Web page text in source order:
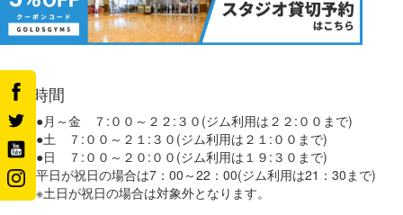
営業時間
●月～金 ７:００～２２:３０(ジム利用は２２:００まで)
●土 ７:００～２１:３０(ジム利用は２１:００まで)
●日 ７:００～２０:００(ジム利用は１９:３０まで)
平日が祝日の場合は7：00～22：00(ジム利用は21：30まで)
※土日が祝日の場合は対象外となります。